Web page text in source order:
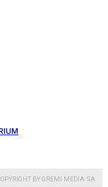
BY GREMI MEDIA SA